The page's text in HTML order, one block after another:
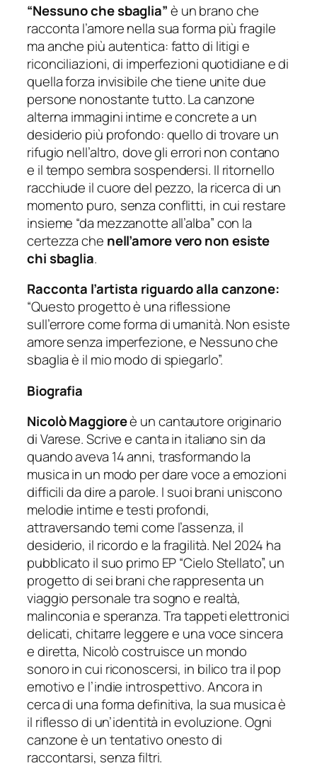
“Nessuno che sbaglia”è un brano che
racconta l’amore nella sua forma più fragile
ma anche più autentica: fatto di litigi e
riconciliazioni, di imperfezioni quotidiane e di
quella forza invisibile che tiene unite due
persone nonostante tutto. La canzone
alterna immagini intime e concrete a un
desiderio più profondo: quello di trovare un
rifugio nell’altro, dove gli errori non contano
e il tempo sembra sospendersi. Il ritornello
racchiude il cuore del pezzo, la ricerca di un
momento puro, senza conflitti, in cui restare
insieme “da mezzanotte all’alba” con la
certezza che nell’amore vero non esiste
chi sbaglia.
Racconta l’artista riguardo alla canzone:
“Questo progetto è una riflessione
sull’errore come forma di umanità. Non esiste
amore senza imperfezione, e Nessuno che
sbagliaè il mio modo di spiegarlo”.
Biografia
Nicolò Maggioreè un cantautore originario
di Varese. Scrive e canta in italiano sin da
quando aveva 14 anni, trasformando la
musica in un modo per dare voce a emozioni
difficili da dire a parole. I suoi brani uniscono
melodie intime e testi profondi,
attraversando temi come l’assenza, il
desiderio, il ricordo e la fragilità. Nel 2024 ha
pubblicato il suo primo EP “Cielo Stellato”, un
progetto di sei brani che rappresenta un
viaggio personale tra sogno e realtà,
malinconia e speranza. Tra tappeti elettronici
delicati, chitarre leggere e una voce sincera
e diretta, Nicolò costruisce un mondo
sonoro in cui riconoscersi, in bilico tra il pop
emotivo e l’indie introspettivo. Ancora in
cerca di una forma definitiva, la sua musica è
il riflesso di un’identità in evoluzione. Ogni
canzone è un tentativo onesto di
raccontarsi, senza filtri.